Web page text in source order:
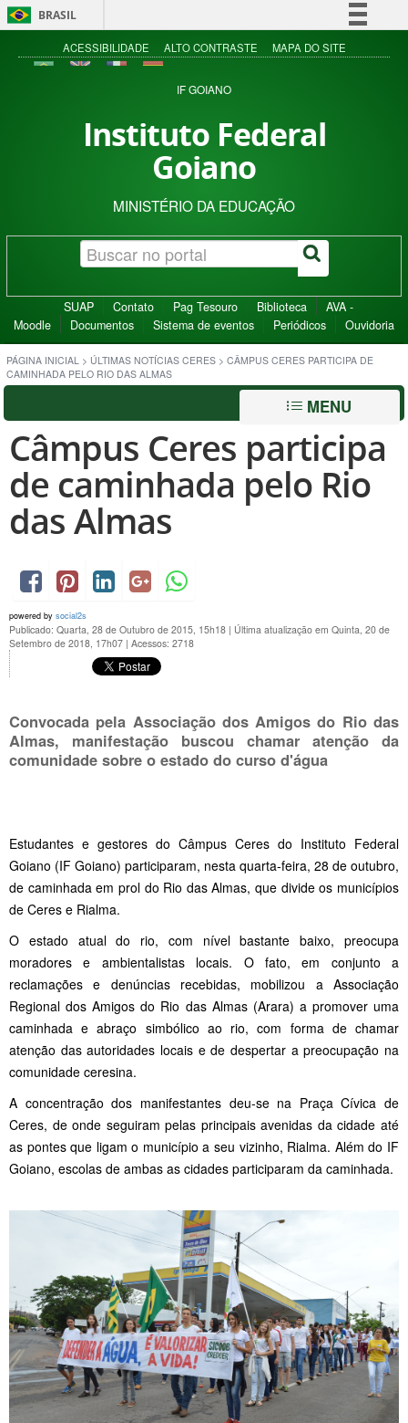
BRASIL
Simplifique!
Acesso à informação
ACESSIBILIDADE ALTO CONTRASTE MAPA DO SITE
IF GOIANO
Instituto Federal
Goiano
MINISTÉRIO DA EDUCAÇÃO
SUAP Contato Pag Tesouro Biblioteca
AVA -
Moodle
Documentos Sistema de eventos Periódicos Ouvidoria
PÁGINA INICIAL > ÚLTIMAS NOTÍCIAS CERES > CÂMPUS CERES PARTICIPA DE
CAMINHADA PELO RIO DAS ALMAS
MENU
Câmpus Ceres participa
de caminhada pelo Rio
das Almas
powered by social2s
Publicado: Quarta, 28 de Outubro de 2015, 15h18 | Última atualização em Quinta, 20 de
Setembro de 2018, 17h07 | Acessos: 2718
Convocada pela Associação dos Amigos do Rio das
Almas, manifestação buscou chamar atenção da
comunidade sobre o estado do curso d'água
Estudantes e gestores do Câmpus Ceres do Instituto Federal
Goiano (IF Goiano) participaram, nesta quarta-feira, 28 de outubro,
de caminhada em prol do Rio das Almas, que divide os municípios
de Ceres e Rialma.
O estado atual do rio, com nível bastante baixo, preocupa
moradores e ambientalistas locais. O fato, em conjunto a
reclamações e denúncias recebidas, mobilizou a Associação
Regional dos Amigos do Rio das Almas (Arara) a promover uma
caminhada e abraço simbólico ao rio, com forma de chamar
atenção das autoridades locais e de despertar a preocupação na
comunidade ceresina.
A concentração dos manifestantes deu-se na Praça Cívica de
Ceres, de onde seguiram pelas principais avenidas da cidade até
as pontes que ligam o município a seu vizinho, Rialma. Além do IF
Goiano, escolas de ambas as cidades participaram da caminhada.